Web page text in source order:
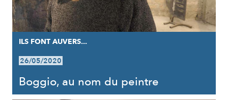
ILS FONT AUVERS...
26/05/2020
Boggio, au nom du peintre